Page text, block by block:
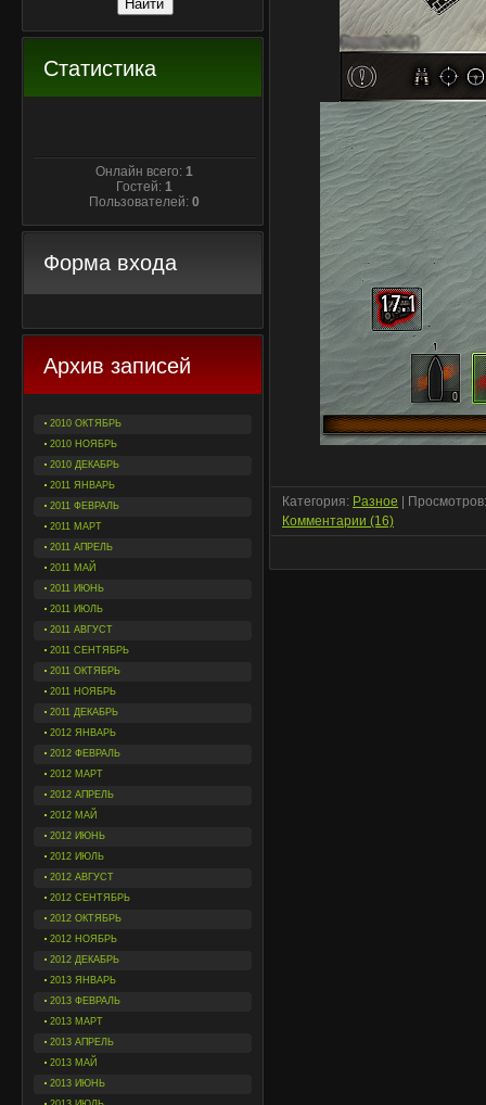
Статистика
Онлайн всего:1
Гостей:1
Пользователей:0
Форма входа
Архив записей
2010 ОКТЯБРЬ
2010 НОЯБРЬ
2010 ДЕКАБРЬ
2011 ЯНВАРЬ
2011 ФЕВРАЛЬ
2011 МАРТ
2011 АПРЕЛЬ
2011 МАЙ
2011 ИЮНЬ
2011 ИЮЛЬ
2011 АВГУСТ
2011 СЕНТЯБРЬ
2011 ОКТЯБРЬ
2011 НОЯБРЬ
2011 ДЕКАБРЬ
2012 ЯНВАРЬ
2012 ФЕВРАЛЬ
2012 МАРТ
2012 АПРЕЛЬ
2012 МАЙ
2012 ИЮНЬ
2012 ИЮЛЬ
2012 АВГУСТ
2012 СЕНТЯБРЬ
2012 ОКТЯБРЬ
2012 НОЯБРЬ
2012 ДЕКАБРЬ
2013 ЯНВАРЬ
2013 ФЕВРАЛЬ
2013 МАРТ
2013 АПРЕЛЬ
2013 МАЙ
2013 ИЮНЬ
Категория: Разное |
Комментарии (16)